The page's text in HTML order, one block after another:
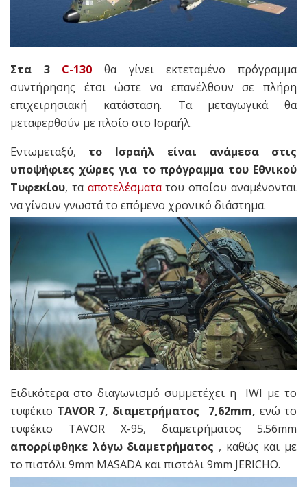
Στα 3 C-130 θα γίνει εκτεταμένο πρόγραμμα
συντήρησης έτσι ώστε να επανέλθουν σε πλήρη
επιχειρησιακή κατάσταση. Τα μεταγωγικά θα
μεταφερθούν με πλοίο στο Ισραήλ.
Εντωμεταξύ, το Ισραήλ είναι ανάμεσα στις
υποψήφιες χώρες για το πρόγραμμα του Εθνικού
Τυφεκίου, τα αποτελέσματατου οποίου αναμένονται
να γίνουν γνωστά το επόμενο χρονικό διάστημα.
Ειδικότερα στο διαγωνισμό συμμετέχει η IWI με το
τυφέκιο TAVOR 7, διαμετρήματος 7,62mm, ενώ το
τυφέκιο TAVOR X-95, διαμετρήματος 5.56mm
απορρίφθηκε λόγω διαμετρήματος , καθώς και με
το πιστόλι 9mm MASADA και πιστόλι 9mm JERICHO.